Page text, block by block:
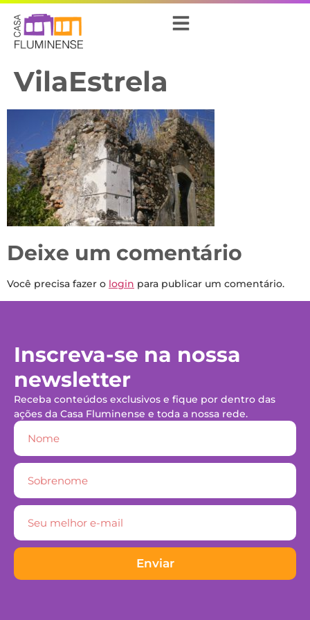
VilaEstrela
Deixe um comentário
Você precisa fazer o login para publicar um comentário.
Inscreva-se na nossa
newsletter
Receba conteúdos exclusivos e fique por dentro das
ações da Casa Fluminense e toda a nossa rede.
Enviar